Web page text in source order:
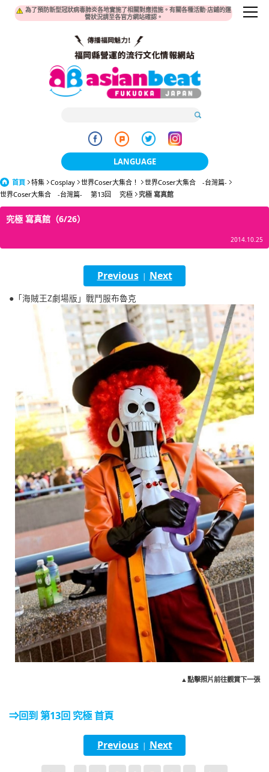
為了預防新型冠狀病毒肺炎各地實施了相關對應措施。有關各種活動·店鋪的運
營狀況請至各官方網站確認。
LANGUAGE
日本語
한국어
English
ภาษาไทย
tiéng Viêt
Bahasa Indonesia
首頁 特集 Cosplay 世界Coser大集合！
世界Coser大集合 -台灣篇-
世界Coser大集合 -台灣篇- 第13回 究極
究極 寫真館
究極 寫真館（6/26）
2014.10.25
Previous| Next
●「海賊王Z劇場版」戰鬥服布魯克
▲點擊照片前往觀賞下一張
⇒回到 第13回 究極 首頁
Previous| Next